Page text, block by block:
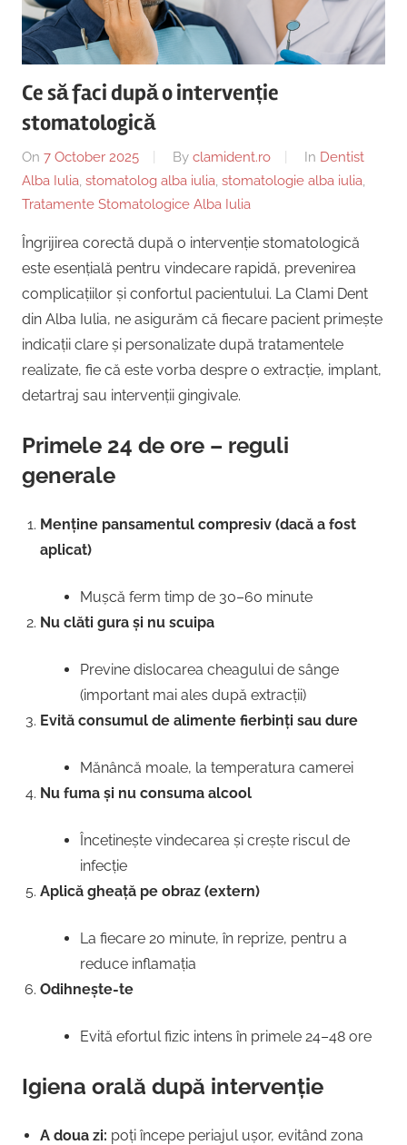
|
Centru
Implantologie
Copii,
Dentist,
Strada
Lăncrănjan
19,
+40754463365
Ce să faci după o intervenție
stomatologică
On 7 October 2025 By clamident.ro In Dentist
Alba Iulia stomatolog alba iulia stomatologie alba iulia
Tratamente Stomatologice Alba Iulia
Îngrijirea corectă după o intervenție stomatologică
este esențială pentru vindecare rapidă, prevenirea
complicațiilor și confortul pacientului. La Clami Dent
din Alba Iulia, ne asigurăm că fiecare pacient primește
indicații clare și personalizate după tratamentele
realizate, fie că este vorba despre o extracție, implant,
detartraj sau intervenții gingivale.
Primele 24 de ore – reguli
generale
Menține pansamentul compresiv (dacă a fost
aplicat)
Mușcă ferm timp de 30–60 minute
Nu clăti gura și nu scuipa
Previne dislocarea cheagului de sânge
(important mai ales după extracții)
Evită consumul de alimente fierbinți sau dure
Mănâncă moale, la temperatura camerei
Nu fuma și nu consuma alcool
Încetinește vindecarea și crește riscul de
infecție
Aplică gheață pe obraz (extern)
La fiecare 20 minute, în reprize, pentru a
reduce inflamația
Odihnește-te
Evită efortul fizic intens în primele 24–48 ore
Igiena orală după intervenție
A doua zi: poți începe periajul ușor, evitând zona